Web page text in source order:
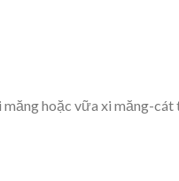
hoặc vữa xi măng-